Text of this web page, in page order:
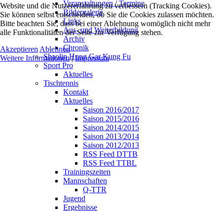
Veranstaltungen / Termine
Bildergalerie
Links
Aus- und Weiterbildung
Archiv
Chronik
Shaolin Hung Gar Kung Fu
Sport Pro
Aktuelles
Tischtennis
Kontakt
Aktuelles
Saison 2016/2017
Saison 2015/2016
Saison 2014/2015
Saison 2013/2014
Saison 2012/2013
RSS Feed DTTB
RSS Feed TTBL
Trainingszeiten
Mannschaften
Q-TTR
Jugend
Ergebnisse
Website und die Nutzererfahrung zu verbessern (Tracking Cookies).
Sie können selbst entscheiden, ob Sie die Cookies zulassen möchten.
Bitte beachten Sie, dass bei einer Ablehnung womöglich nicht mehr
alle Funktionalitäten der Seite zur Verfügung stehen.
Akzeptieren Ablehnen
Weitere Informationen|Impressum